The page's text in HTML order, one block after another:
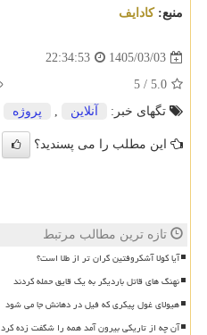
منبع:كادایف
1405/03/03
22:34:53
5.0
/
5
تگهای خبر:
آنلاین , پروژه
این مطلب را می پسندید؟
تازه ترین مطالب مرتبط
آیا کولا آشکروفتین گران تر از طلا است؟
نهنگ های قاتل باردیگر به یک قایق حمله کردند
هیولای غول پیکری که فیل در دهانش جا می شود
آن چه از تاریکی بیرون آمد همه را شگفت زده کرد